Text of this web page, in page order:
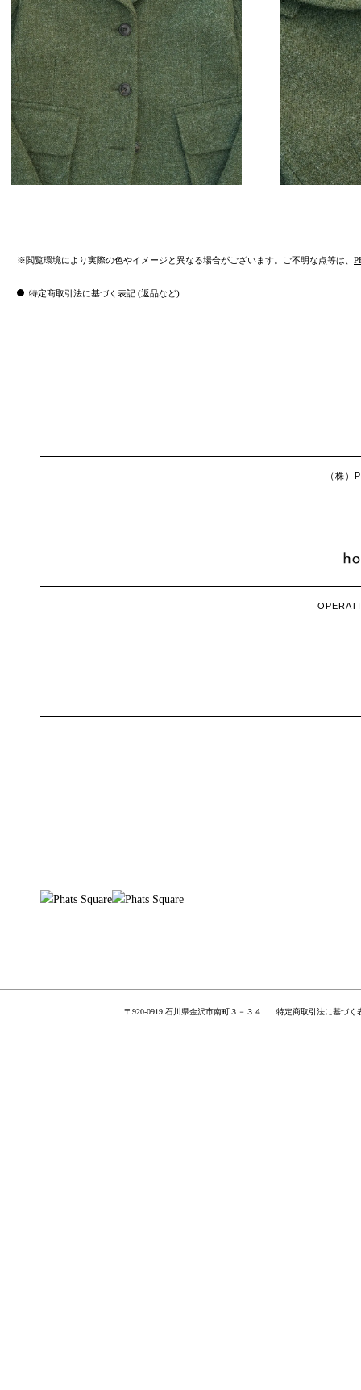
※閲覧環境により実際の色やイメージと異なる場合がございます。ご不明な点等は、
特定商取引法に基づく表記 (返品など)
（株
〒920-0919 石川県金沢市南町３－３４ 特定商取引法に基づく